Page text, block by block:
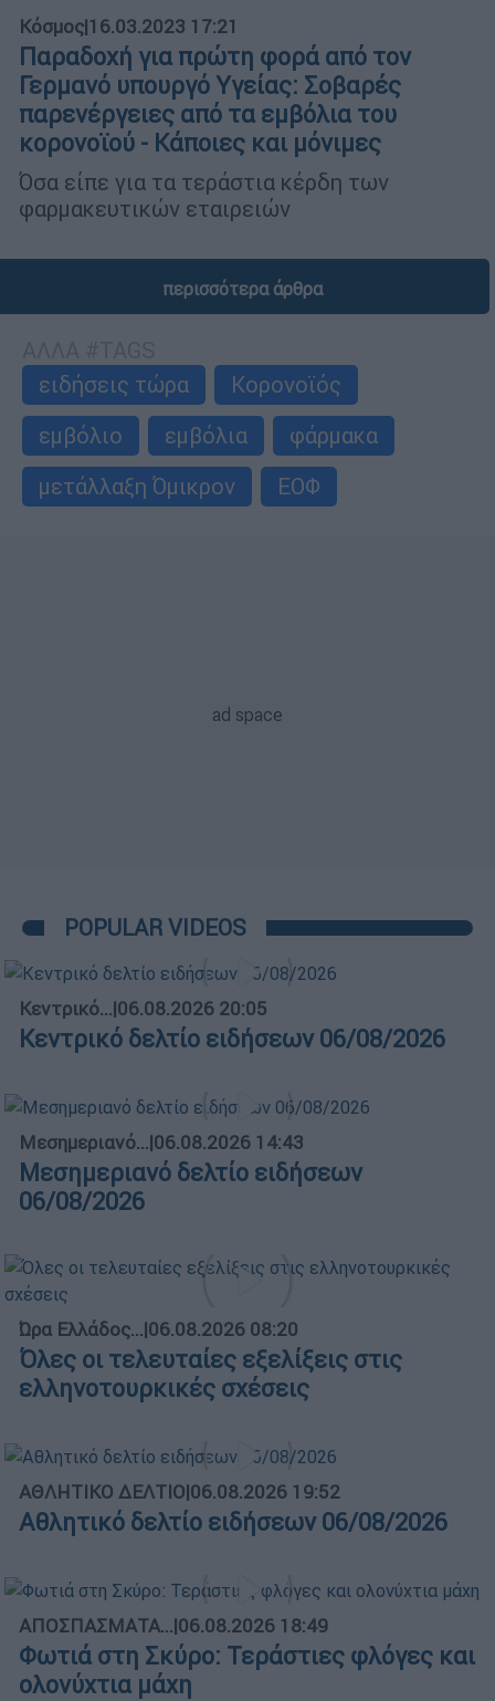
Κόσμος|16.03.2023 17:21
Παραδοχή για πρώτη φορά από τον
Γερμανό υπουργό Υγείας: Σοβαρές
παρενέργειες από τα εμβόλια του
κορονοϊού - Κάποιες και μόνιμες
Όσα είπε για τα τεράστια κέρδη των
φαρμακευτικών εταιρειών
περισσότερα άρθρα
ειδήσεις τώρα
Κορονοϊός
εμβόλιο
εμβόλια
φάρμακα
μετάλλαξη Όμικρον
ΕΟΦ
POPULAR VIDEOS
Κεντρικό...|06.08.2026 20:05
Κεντρικό δελτίο ειδήσεων 06/08/2026
Μεσημεριανό...|06.08.2026 14:43
Μεσημεριανό δελτίο ειδήσεων
06/08/2026
Ώρα Ελλάδος...|06.08.2026 08:20
Όλες οι τελευταίες εξελίξεις στις
ελληνοτουρκικές σχέσεις
ΑΘΛΗΤΙΚΟ ΔΕΛΤΙΟ|06.08.2026 19:52
Αθλητικό δελτίο ειδήσεων 06/08/2026
ΑΠΟΣΠΑΣΜΑΤΑ...|06.08.2026 18:49
Φωτιά στη Σκύρο: Τεράστιες φλόγες και
ολονύχτια μάχη